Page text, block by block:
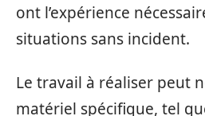
ont l’expérience
situations sans incident.
Le travail à réaliser peut
matériel spécifique, tel